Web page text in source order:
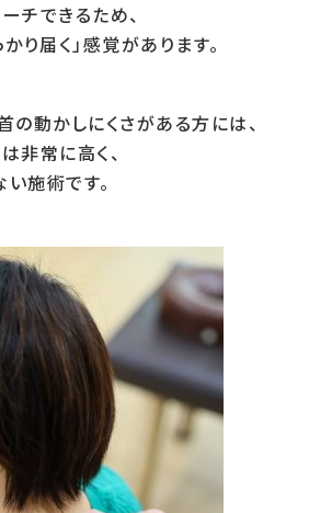
チできるため、
り届く」感覚があります。
の動かしにくさがある方には、
非常に高く、
施術です。